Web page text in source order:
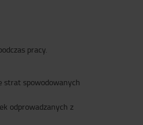
pracy.
strat spowodowanych
odprowadzanych z